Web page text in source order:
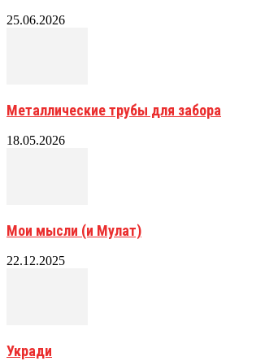
25.06.2026
Металлические трубы для забора
18.05.2026
Мои мысли (и Мулат)
22.12.2025
Укради